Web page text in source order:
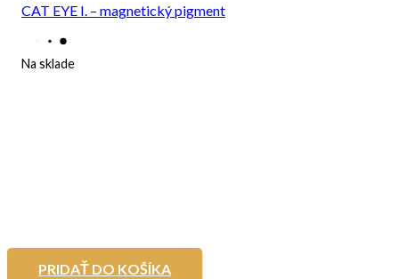
CAT EYE I. – magnetický pigment
Na sklade
PRIDAŤ DO KOŠÍKA